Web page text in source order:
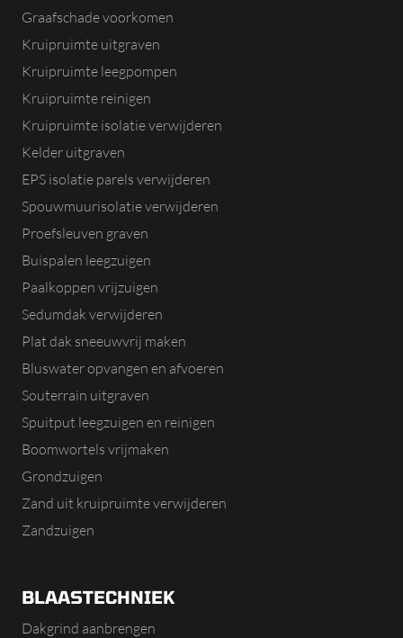
Graafschade voorkomen
Kruipruimte uitgraven
Kruipruimte leegpompen
Kruipruimte reinigen
Kruipruimte isolatie verwijderen
Kelder uitgraven
EPS isolatie parels verwijderen
Spouwmuurisolatie verwijderen
Proefsleuven graven
Buispalen leegzuigen
Paalkoppen vrijzuigen
Sedumdak verwijderen
Plat dak sneeuwvrij maken
Bluswater opvangen en afvoeren
Souterrain uitgraven
Spuitput leegzuigen en reinigen
Boomwortels vrijmaken
Grondzuigen
Zand uit kruipruimte verwijderen
Zandzuigen
BLAASTECHNIEK
Dakgrind aanbrengen